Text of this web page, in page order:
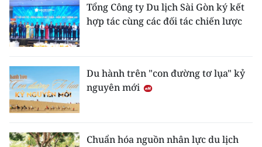
Tổng Công ty Du lịch Sài Gòn ký kết
hợp tác cùng các đối tác chiến lược
Du hành trên "con đường tơ lụa" kỷ
nguyên mới
Chuẩn hóa nguồn nhân lực du lịch